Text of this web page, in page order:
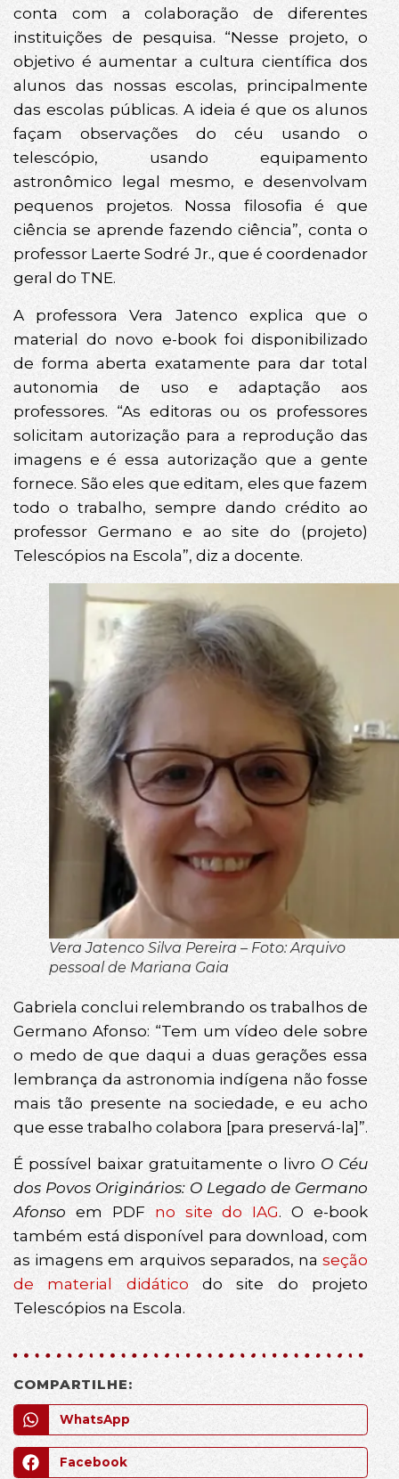
conta com a colaboração de diferentes
instituições de pesquisa. “Nesse projeto, o
objetivo é aumentar a cultura científica dos
alunos das nossas escolas, principalmente
das escolas públicas. A ideia é que os alunos
façam observações do céu usando o
telescópio, usando equipamento
astronômico legal mesmo, e desenvolvam
pequenos projetos. Nossa filosofia é que
ciência se aprende fazendo ciência”, conta o
professor Laerte Sodré Jr., que é coordenador
geral do TNE.
A professora Vera Jatenco explica que o
material do novo e-book foi disponibilizado
de forma aberta exatamente para dar total
autonomia de uso e adaptação aos
professores. “As editoras ou os professores
solicitam autorização para a reprodução das
imagens e é essa autorização que a gente
fornece. São eles que editam, eles que fazem
todo o trabalho, sempre dando crédito ao
professor Germano e ao site do (projeto)
Telescópios na Escola”, diz a docente.
Vera Jatenco Silva Pereira – Foto: Arquivo
pessoal de Mariana Gaia
Gabriela conclui relembrando os trabalhos de
Germano Afonso: “Tem um vídeo dele sobre
o medo de que daqui a duas gerações essa
lembrança da astronomia indígena não fosse
mais tão presente na sociedade, e eu acho
que esse trabalho colabora [para preservá-la]”.
É possível baixar gratuitamente o livro O Céu
dos Povos Originários: O Legado de Germano
Afonso em PDF no site do IAG. O e-book
também está disponível para download, com
as imagens em arquivos separados, na seção
de material didático do site do projeto
Telescópios na Escola.
COMPARTILHE:
WhatsApp
Facebook